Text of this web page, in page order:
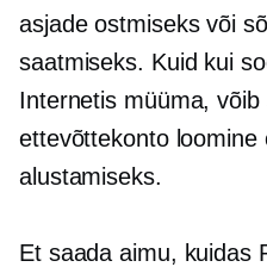
asjade ostmiseks või
saatmiseks. Kuid kui
Internetis müüma,
ettevõttekonto loomine
alustamiseks.
Et saada aimu, kuidas